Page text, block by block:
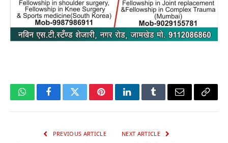
WhatsAppFacebookTwitterPinterestLinkedInTumblrEmail Copy
PREVIOUS ARTICLE NEXT ARTICLE